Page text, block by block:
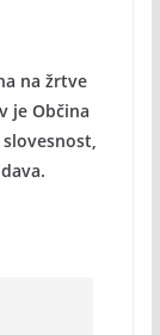
na žrtve
je Občina